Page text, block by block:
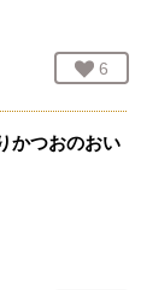
お気
6
かつおのおい